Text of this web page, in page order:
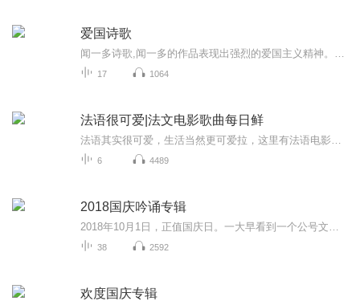
爱国诗歌
17 1064
法语很可爱|法文电影歌曲每日鲜
6 4489
2018国庆吟诵专辑
38 2592
欢度国庆专辑